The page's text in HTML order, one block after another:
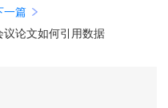
一篇
议论文如何引用数据